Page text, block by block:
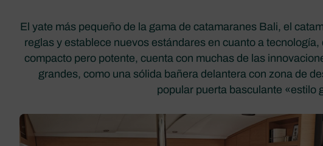
El yate más pequeño de la gama de catamaranes Bali, el
reglas y establece nuevos estándares en cuanto a
compacto pero potente, cuenta con muchas de las
grandes, como una sólida bañera delantera con zona de
popular puerta basculante «estilo